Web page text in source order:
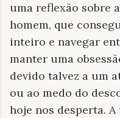
uma reflexão sobre
homem, que
inteiro e navegar
manter uma
devido talvez a um
ou ao medo do
hoje nos desperta.